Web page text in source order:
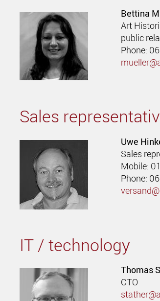
Bettina
Art
public
Phone:
Sales
Uwe
Sales
Mobile:
Phone:
IT / technology
Thomas
CTO